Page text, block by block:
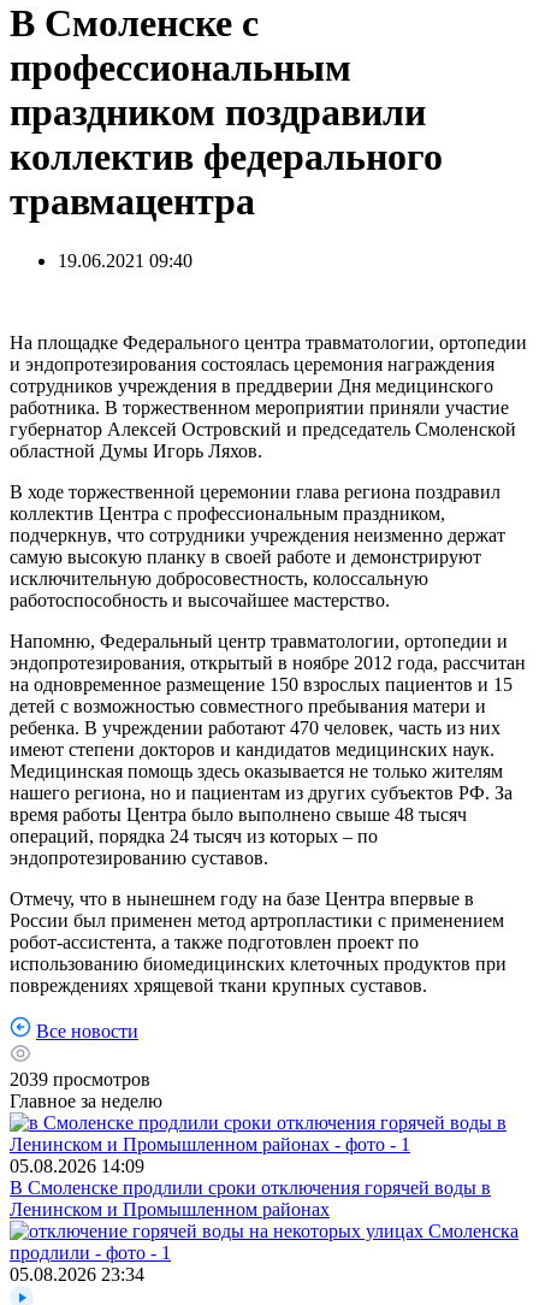
В Смоленске с
профессиональным
праздником поздравили
коллектив федерального
травмацентра
19.06.2021 09:40
На площадке Федерального центра травматологии, ортопедии
и эндопротезирования состоялась церемония награждения
сотрудников учреждения в преддверии Дня медицинского
работника. В торжественном мероприятии приняли участие
губернатор Алексей Островский и председатель Смоленской
областной Думы Игорь Ляхов.
В ходе торжественной церемонии глава региона поздравил
коллектив Центра с профессиональным праздником,
подчеркнув, что сотрудники учреждения неизменно держат
самую высокую планку в своей работе и демонстрируют
исключительную добросовестность, колоссальную
работоспособность и высочайшее мастерство.
Напомню, Федеральный центр травматологии, ортопедии и
эндопротезирования, открытый в ноябре 2012 года, рассчитан
на одновременное размещение 150 взрослых пациентов и 15
детей с возможностью совместного пребывания матери и
ребенка. В учреждении работают 470 человек, часть из них
имеют степени докторов и кандидатов медицинских наук.
Медицинская помощь здесь оказывается не только жителям
нашего региона, но и пациентам из других субъектов РФ. За
время работы Центра было выполнено свыше 48 тысяч
операций, порядка 24 тысяч из которых – по
эндопротезированию суставов.
Отмечу, что в нынешнем году на базе Центра впервые в
России был применен метод артропластики с применением
робот-ассистента, а также подготовлен проект по
использованию биомедицинских клеточных продуктов при
повреждениях хрящевой ткани крупных суставов.
Все новости
2039 просмотров
Главное за неделю
05.08.2026 14:09
В Смоленске продлили сроки отключения горячей воды в
Ленинском и Промышленном районах
05.08.2026 23:34